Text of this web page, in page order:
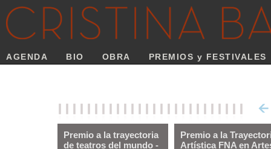
AGENDA BIO OBRA PREMIOS y FESTIVALES
Premio a la trayectoria
de teatros del mundo -
Premio a la
Artística FNA en